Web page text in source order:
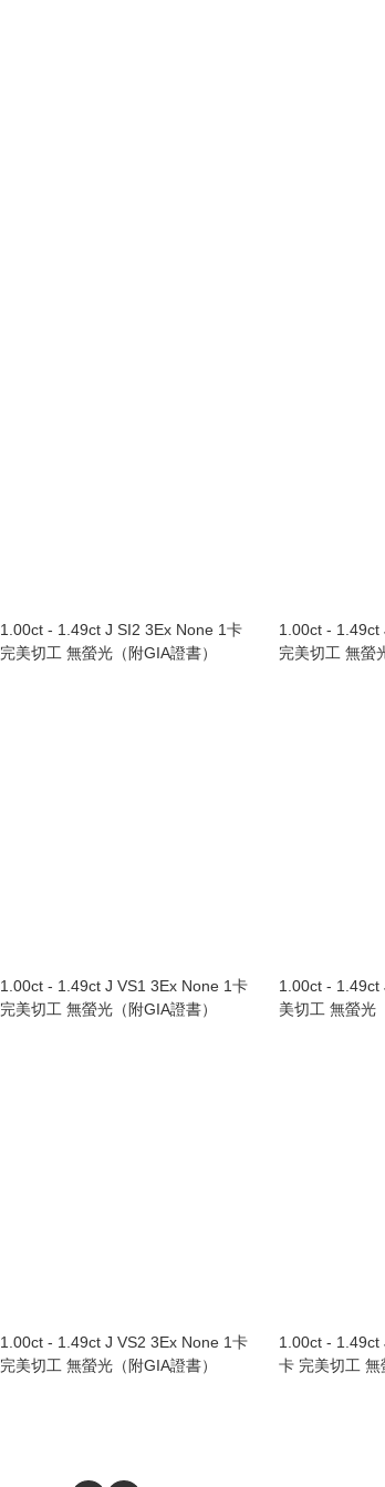
1.00ct - 1.49ct J SI2 3Ex None 1卡
完美切工 無螢光（附GIA證書）
1.00ct - 1.49ct
完美切工 無螢
1.00ct - 1.49ct J VS1 3Ex None 1卡
完美切工 無螢光（附GIA證書）
1.00ct - 1.49ct
美切工 無螢光
1.00ct - 1.49ct J VS2 3Ex None 1卡
完美切工 無螢光（附GIA證書）
1.00ct - 1.49ct
卡 完美切工 無